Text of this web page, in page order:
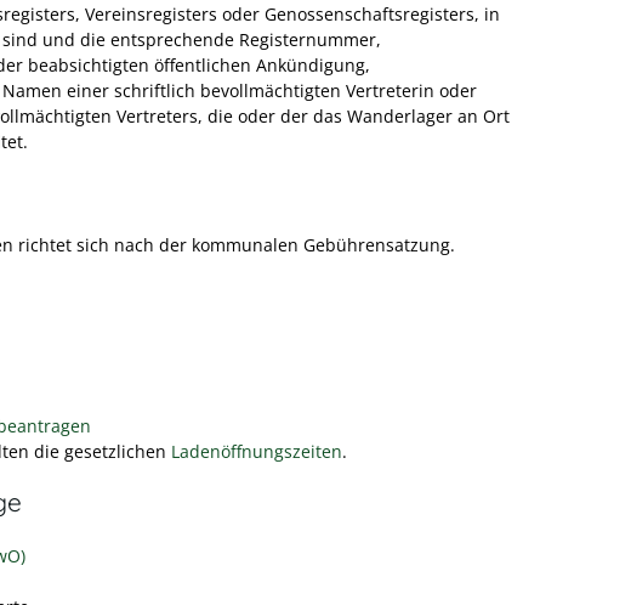
Vereinsregisters oder Genossenschaftsregisters, in
und die entsprechende Registernummer,
beabsichtigten öffentlichen Ankündigung,
einer schriftlich bevollmächtigten Vertreterin oder
Vertreters, die oder der das Wanderlager an Ort
richtet sich nach der kommunalen Gebührensatzung.
die gesetzlichen Ladenöffnungszeiten.